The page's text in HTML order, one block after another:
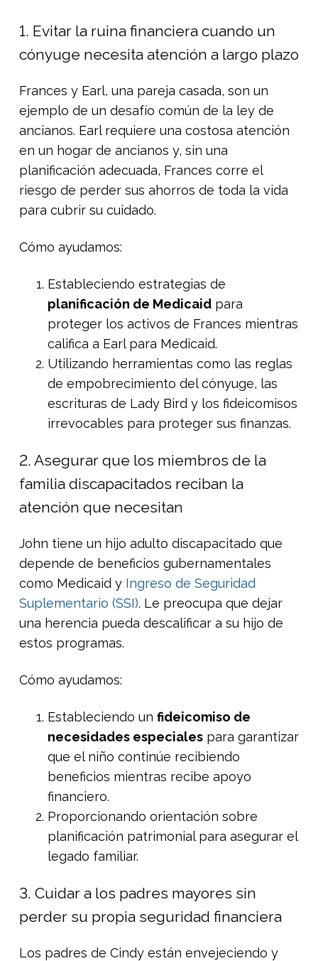
1. Evitar la ruina financiera cuando un
cónyuge necesita atención a largo plazo
Frances y Earl, una pareja casada, son un
ejemplo de un desafío común de la ley de
ancianos. Earl requiere una costosa atención
en un hogar de ancianos y, sin una
planificación adecuada, Frances corre el
riesgo de perder sus ahorros de toda la vida
para cubrir su cuidado.
Cómo ayudamos:
Estableciendo estrategias de
planificación de Medicaid para
proteger los activos de Frances mientras
califica a Earl para Medicaid.
Utilizando herramientas como las reglas
de empobrecimiento del cónyuge, las
escrituras de Lady Bird y los fideicomisos
irrevocables para proteger sus finanzas.
2. Asegurar que los miembros de la
familia discapacitados reciban la
atención que necesitan
John tiene un hijo adulto discapacitado que
depende de beneficios gubernamentales
como Medicaid y Ingreso de Seguridad
Suplementario (SSI). Le preocupa que dejar
una herencia pueda descalificar a su hijo de
estos programas.
Cómo ayudamos:
Estableciendo un fideicomiso de
necesidades especiales para garantizar
que el niño continúe recibiendo
beneficios mientras recibe apoyo
financiero.
Proporcionando orientación sobre
planificación patrimonial para asegurar el
legado familiar.
3. Cuidar a los padres mayores sin
perder su propia seguridad financiera
Los padres de Cindy están envejeciendo y